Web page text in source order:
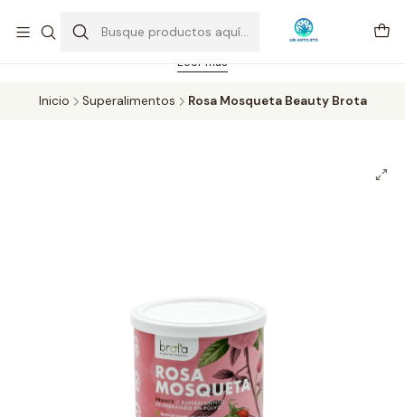
Feriado 21-05-2026 atención hasta las 14 hrs. Envío GRATIS mismo
día solo área Metropolitana Santiago por compras desde CLP 39.900.
Pedidos hasta 16 hrs., sábados y domingos hasta 14 hrs.
Leer más
Inicio Superalimentos Rosa Mosqueta Beauty Brota